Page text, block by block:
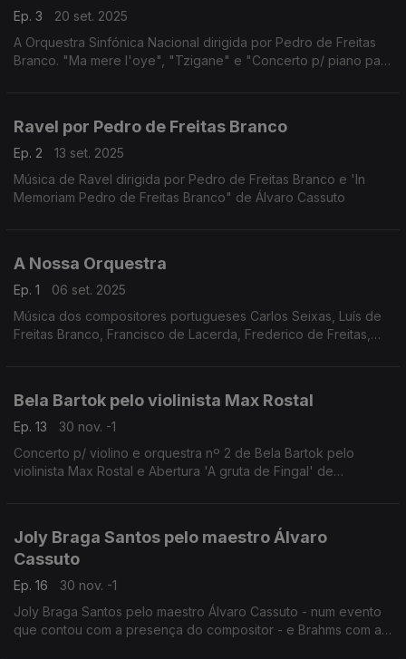
Ep. 3
20 set. 2025
A Orquestra Sinfónica Nacional dirigida por Pedro de Freitas
Branco. "Ma mere l'oye", "Tzigane" e "Concerto p/ piano para
Ravel por Pedro de Freitas Branco
Ep. 2
13 set. 2025
Música de Ravel dirigida por Pedro de Freitas Branco e 'In
Memoriam Pedro de Freitas Branco" de Álvaro Cassuto
A Nossa Orquestra
Ep. 1
06 set. 2025
Música dos compositores portugueses Carlos Seixas, Luís de
Freitas Branco, Francisco de Lacerda, Frederico de Freitas,
Bela Bartok pelo violinista Max Rostal
Ep. 13
30 nov. -1
Concerto p/ violino e orquestra nº 2 de Bela Bartok pelo
violinista Max Rostal e Abertura 'A gruta de Fingal' de
Joly Braga Santos pelo maestro Álvaro
Cassuto
Ep. 16
30 nov. -1
Joly Braga Santos pelo maestro Álvaro Cassuto - num evento
que contou com a presença do compositor - e Brahms com a